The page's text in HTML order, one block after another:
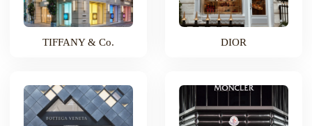
TIFFANY & Co. DIOR